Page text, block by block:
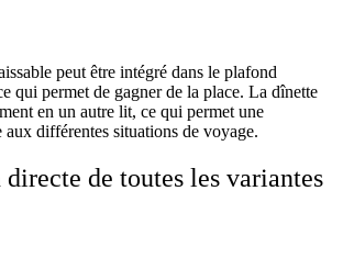
peut être intégré dans le plafond
qui permet de gagner de la place. La dînette
en un autre lit, ce qui permet une
différentes situations de voyage.
de toutes les variantes